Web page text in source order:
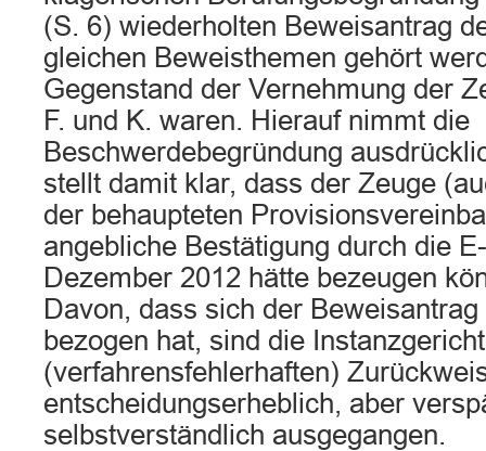
(S. 6) wiederholten Beweisantrag
gleichen Beweisthemen gehört
Gegenstand der Vernehmung der
F. und K. waren. Hierauf nimmt die
Beschwerdebegründung
stellt damit klar, dass der Zeuge
der behaupteten
angebliche Bestätigung durch die
Dezember 2012 hätte bezeugen
Davon, dass sich der
bezogen hat, sind die
(verfahrensfehlerhaften)
entscheidungserheblich, aber
selbstverständlich ausgegangen.